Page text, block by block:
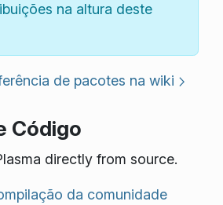
na altura deste
de pacotes na wiki
Código
directly from source.
da comunidade